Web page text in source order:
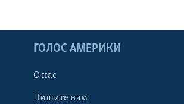
ГОЛОС АМЕРИКИ
О нас
Пишите нам